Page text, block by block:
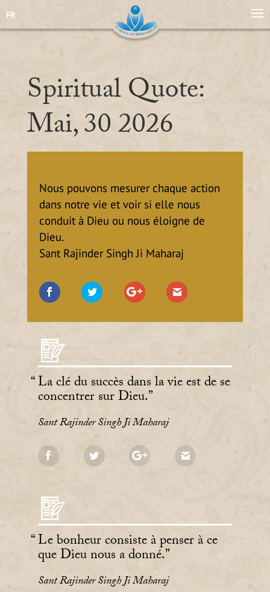
FR
Spiritual Quote:
Mai, 30 2026
Nous pouvons mesurer chaque action
dans notre vie et voir si elle nous
conduit à Dieu ou nous éloigne de
Dieu.
Sant Rajinder Singh Ji Maharaj
La clé du succès dans la vie est de se
concentrer sur Dieu.
Sant Rajinder Singh Ji Maharaj
Le bonheur consiste à penser à ce
que Dieu nous a donné.
Sant Rajinder Singh Ji Maharaj